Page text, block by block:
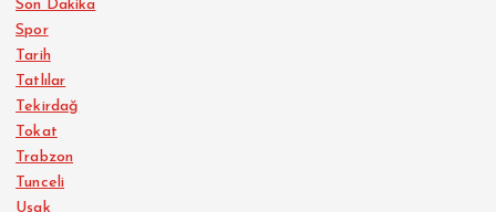
Son Dakika
Spor
Tarih
Tatlılar
Tekirdağ
Tokat
Trabzon
Tunceli
Uşak